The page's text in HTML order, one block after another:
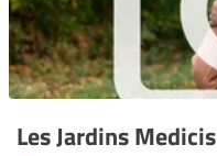
Les Jardins Medicis